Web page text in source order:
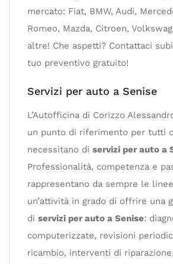
mercato: Fiat, BMW, Audi,
Romeo, Mazda, Citroen,
altre! Che aspetti? Contattaci
tuo preventivo gratuito!
Servizi per auto a Senise
L’Autofficina di Corizzo
un punto di riferimento per tutti
necessitano di servizi per auto a
Professionalità, competenza e
rappresentano da sempre le
un’attività in grado di offrire una
di servizi per auto a Senise:
computerizzate, revisioni
ricambio, interventi di